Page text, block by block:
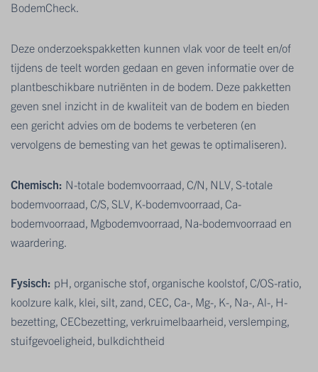
BodemCheck.
Deze onderzoekspakketten kunnen vlak voor de teelt en/of
tijdens de teelt worden gedaan en geven informatie over de
plantbeschikbare nutriënten in de bodem. Deze pakketten
geven snel inzicht in de kwaliteit van de bodem en bieden
een gericht advies om de bodems te verbeteren (en
vervolgens de bemesting van het gewas te optimaliseren).
Chemisch: N-totale bodemvoorraad, C/N, NLV, S-totale
bodemvoorraad, C/S, SLV, K-bodemvoorraad, Ca-
bodemvoorraad, Mgbodemvoorraad, Na-bodemvoorraad en
waardering.
Fysisch: pH, organische stof, organische koolstof, C/OS-ratio,
koolzure kalk, klei, silt, zand, CEC, Ca-, Mg-, K-, Na-, Al-, H-
bezetting, CECbezetting, verkruimelbaarheid, verslemping,
stuifgevoeligheid, bulkdichtheid